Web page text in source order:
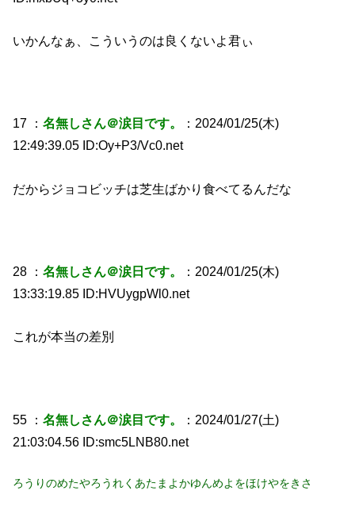
いかんなぁ、こういうのは良くないよ君ぃ
17 ：名無しさん＠涙目です。
：2024/01/25(木)
12:49:39.05 ID:Oy+P3/Vc0.net
だからジョコビッチは芝生ばかり食べてるんだな
28 ：名無しさん＠涙日です。
：2024/01/25(木)
13:33:19.85 ID:HVUygpWl0.net
これが本当の差別
55 ：名無しさん＠涙目です。
：2024/01/27(土)
21:03:04.56 ID:smc5LNB80.net
ろうりのめたやろうれくあたまよかゆんめよをほけやをきさ